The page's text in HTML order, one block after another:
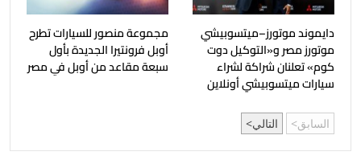
دايموند موتورز–ميتسوبيشي
موتورز مصر و«التوكيل دوت
كوم» تعلنان شراكة لشراء
سيارات ميتسوبيشي أونلاين
مجموعة منصور للسيارات تطرح
أوبل فرونتيرا الجديدة بأول
سبعة مقاعد من أوبل في مصر
السابق التالي